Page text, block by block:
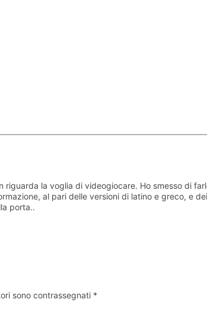
riguarda la voglia di videogiocare. Ho smesso di
al pari delle versioni di latino e greco, e
porta..
sono contrassegnati *